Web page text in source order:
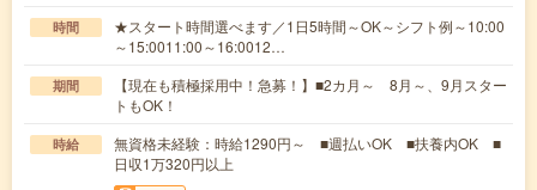
時間
★スタート時間選べます／1日5時間～OK～シフト例～10:00
～15:0011:00～16:0012…
期間
【現在も積極採用中！急募！】■2カ月～ 8月～、9月スター
トもOK！
時給
無資格未経験：時給1290円～ ■週払いOK ■扶養内OK ■
日収1万320円以上